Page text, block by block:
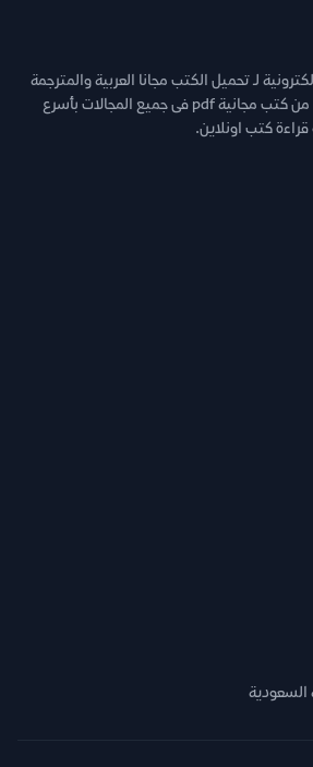
لـ تحميل الكتب مجانا العربية والمترجمة
والروايات والقصص وغيرها من كتب مجانية pdf فى جميع المجالات بأسرع
كتب اونلاين.
السعودية